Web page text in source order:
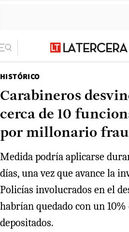
HISTÓRICO
Carabineros
cerca de 10
por millonario
Medida podría aplicarse
días, una vez que avance la
Policías involucrados en el
habrían quedado con un
depositados.